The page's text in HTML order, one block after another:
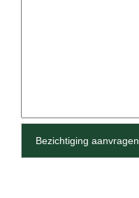
Bezichtiging aanvragen